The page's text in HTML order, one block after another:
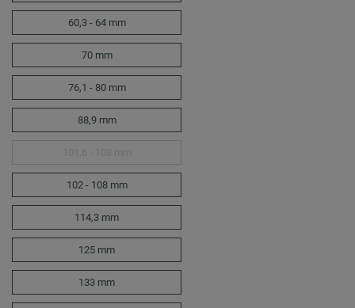
60,3 - 64 mm
70 mm
76,1 - 80 mm
88,9 mm
102 - 108 mm
114,3 mm
125 mm
133 mm